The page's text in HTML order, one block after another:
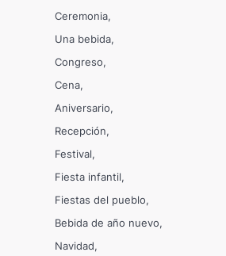
Ceremonia
Una bebida
Congreso
Cena
Aniversario
Recepción
Festival
Fiesta infantil
Fiestas del pueblo
Bebida de año nuevo
Navidad